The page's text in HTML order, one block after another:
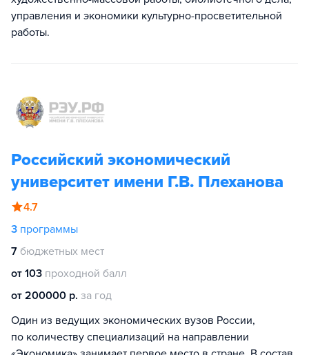
управления и экономики культурно-просветительной
работы.
Российский экономический
университет имени Г.В. Плеханова
4.7
3 программы
7 бюджетных мест
от 103 проходной балл
от 200000 р. за год
Один из ведущих экономических вузов России,
по количеству специализаций на направлении